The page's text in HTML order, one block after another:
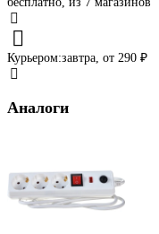
Курьером:завтра, от 290 ₽
Аналоги